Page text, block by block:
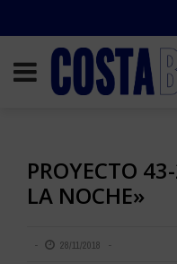
PROYECTO
LA NOCHE»
28/11/2018